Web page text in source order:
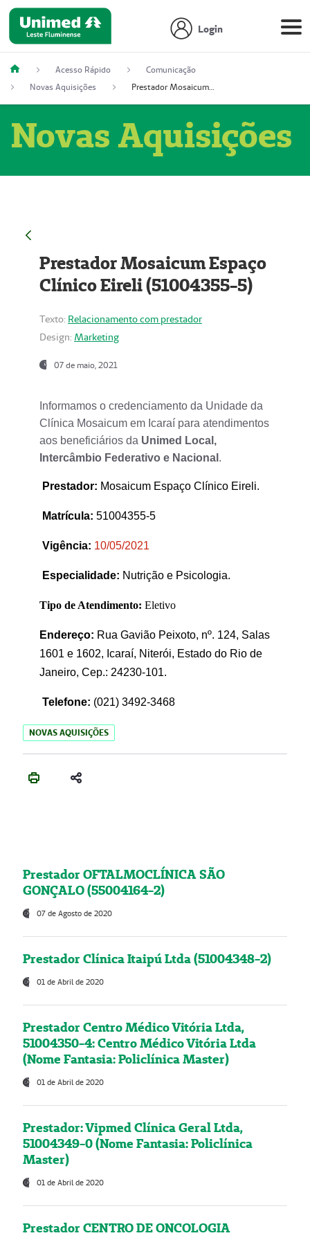
Login
Acesso Rápido
Comunicação
Novas Aquisições
Prestador Mosaicum Espaço Clínico Eireli (51004355-5)
Novas Aquisições
Prestador Mosaicum Espaço
Clínico Eireli (51004355-5)
Texto: Relacionamento com prestador
Design: Marketing
07 de maio, 2021
Informamos o credenciamento da Unidade da
Clínica Mosaicum em Icaraí para atendimentos
aos beneficiários da Unimed Local,
Intercâmbio Federativo e Nacional .
Prestador: Mosaicum Espaço Clínico Eireli.
Matrícula: 51004355-5
Vigência: 10/05/2021
Especialidade: Nutrição e Psicologia.
Tipo de Atendimento: Eletivo
Endereço: Rua Gavião Peixoto, nº. 124, Salas
1601 e 1602, Icaraí, Niterói, Estado do Rio de
Janeiro, Cep.: 24230-101.
Telefone: (021) 3492-3468
NOVAS AQUISIÇÕES
Prestador OFTALMOCLÍNICA SÃO
GONÇALO (55004164-2)
07 de Agosto de 2020
Prestador Clínica Itaipú Ltda (51004348-2)
01 de Abril de 2020
Prestador Centro Médico Vitória Ltda,
51004350-4: Centro Médico Vitória Ltda
(Nome Fantasia: Policlínica Master)
01 de Abril de 2020
Prestador: Vipmed Clínica Geral Ltda,
51004349-0 (Nome Fantasia: Policlínica
Master)
01 de Abril de 2020
Prestador CENTRO DE ONCOLOGIA